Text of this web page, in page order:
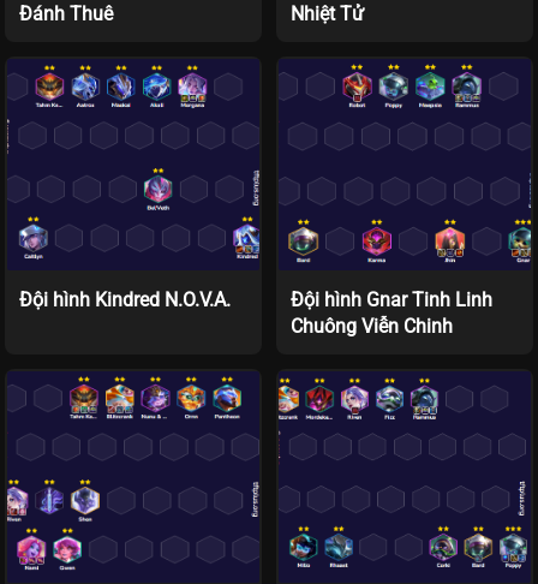
Đánh Thuê
Nhiệt Tử
Đội hình Kindred N.O.V.A.
Đội hình Gnar Tinh Linh
Chuông Viễn Chinh